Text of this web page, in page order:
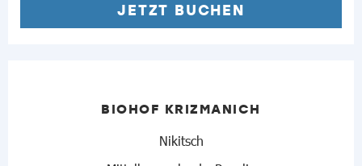
JETZT BUCHEN
BIOHOF KRIZMANICH
Nikitsch